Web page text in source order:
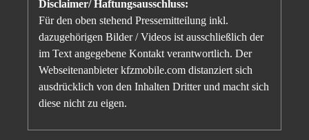
Disclaimer/ Haftungsausschluss:
Für den oben stehend Pressemitteilung inkl.
dazugehörigen Bilder / Videos ist ausschließlich der
im Text angegebene Kontakt verantwortlich. Der
Webseitenanbieter kfzmobile.com distanziert sich
ausdrücklich von den Inhalten Dritter und macht sich
diese nicht zu eigen.